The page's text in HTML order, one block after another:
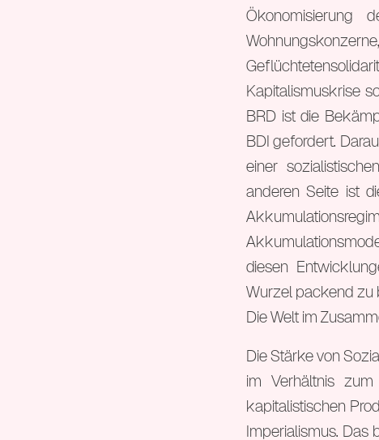
Ökonomisierung
Kapitalismuskrise
BRD ist die
BDI gefordert.
einer
anderen Seite ist
diesen
Wurzel packend zu
Die Welt im
Die Stärke von
im Verhältnis
kapitalistischen
Imperialismus. Das